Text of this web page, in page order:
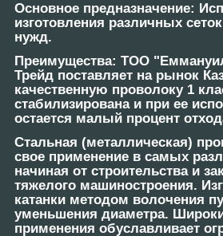
Основное предназначение:
изготовления различных
нужд.
Преимущества: ТОО
Трейд поставляет на рынок
качественную проволоку 1
стабилизирована и при ее
остается малый процент
Стальная (металлическая)
свое применение в самых
начиная от строительства и
тяжелого машиностроения.
катанки методом волочения
уменьшения диаметра.
применения обуславливает